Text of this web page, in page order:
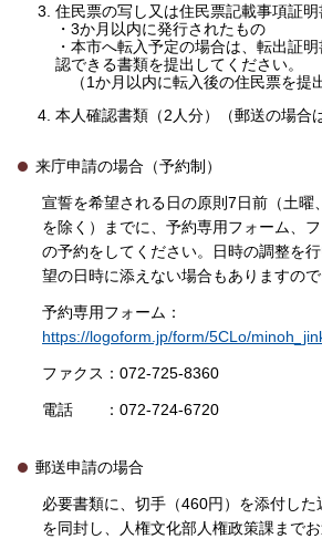
住民票の写し又は住民票記載事項証明
・3か月以内に発行されたもの
・本市へ転入予定の場合は、転出証
認できる書類を提出してください。
（1か月以内に転入後の住民票を提
本人確認書類（2人分）（郵送の場合
来庁申請の場合（予約制）
宣誓を希望される日の原則7日前（土曜
を除く）までに、予約専用フォーム、
の予約をしてください。日時の調整を
望の日時に添えない場合もありますので
予約専用フォーム：
https://logoform.jp/form/5CLo/
ファクス：072-725-8360
電話 ：072-724-6720
郵送申請の場合
必要書類に、切手（460円）を添付した
を同封し、人権文化部人権政策課までお